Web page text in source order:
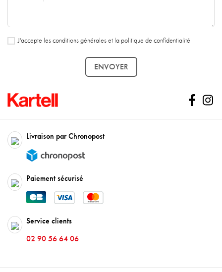
J'accepte les conditions générales et la politique de confidentialité
Livraison par Chronopost
Paiement sécurisé
Service clients
02 90 56 64 06